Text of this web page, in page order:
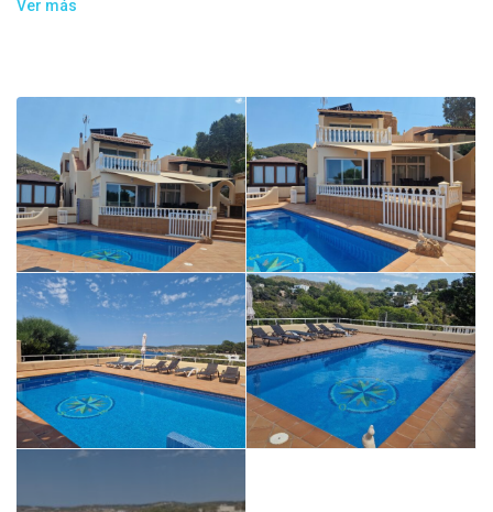
Bonito jardín con flores y estanque de peces con cascada.
Espacio relax frente al mar, con pileta de agua
fría y tumbonas.
La casa de unos 250m² consta de:
Nivel entrada -1 :
1 salón de 50m² con 2 sofás, chimenea, TV LCD y estéreo
abierto sobre la terraza de la piscina 1 comedor con mesa y
sillas para 14 personas
1 cocina separada totalmente equipada con nevera, horno,
microondas, lavavajillas y trastero.
1 cuarto exterior con lavadora y secadora.
2 dormitorios dobles, uno con cama de matrimonio y otro con
dos camas simples, cada uno con su baño
1 dormitorio doble con 2 camas de 90 (posibilidad 1 cama de
Ver más